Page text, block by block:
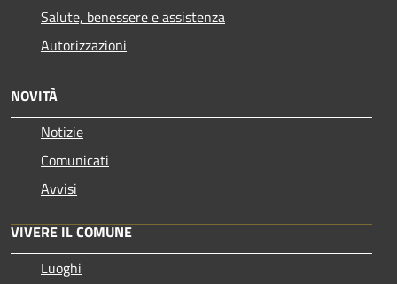
Salute, benessere e assistenza
Autorizzazioni
NOVITÀ
Notizie
Comunicati
Avvisi
VIVERE IL COMUNE
Luoghi